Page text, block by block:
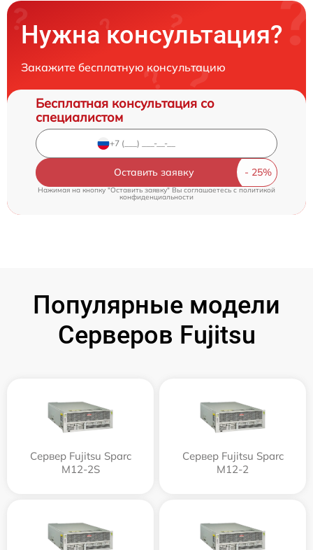
Нужна консультация?
Закажите бесплатную консультацию
Бесплатная консультация со
специалистом
Оставить заявку
Нажимая на кнопку "Оставить заявку" Вы соглашаетесь cполитикой
конфиденциальности
Популярные модели
Серверов Fujitsu
Сервер Fujitsu Sparc
M12-2S
Сервер Fujitsu Sparc
M12-2